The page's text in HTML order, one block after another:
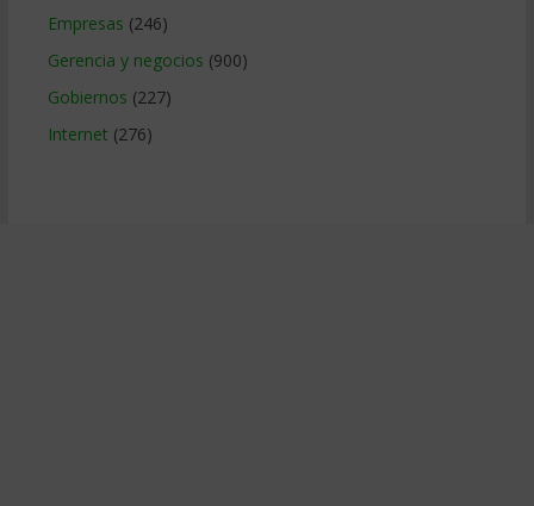
Empresas (246)
Gerencia y negocios (900)
Gobiernos (227)
Internet (276)